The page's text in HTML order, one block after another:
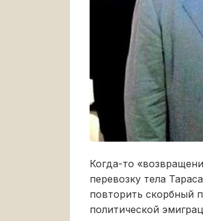
Когда-то
перевозку тела
повторить скорбный
политической